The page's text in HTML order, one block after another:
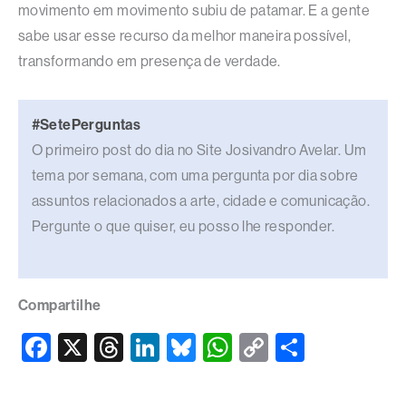
movimento em movimento subiu de patamar. E a gente
sabe usar esse recurso da melhor maneira possível,
transformando em presença de verdade.
#SetePerguntas
O primeiro post do dia no Site Josivandro Avelar. Um
tema por semana, com uma pergunta por dia sobre
assuntos relacionados a arte, cidade e comunicação.
Pergunte o que quiser, eu posso lhe responder.
Compartilhe
F
X
T
Li
Bl
W
C